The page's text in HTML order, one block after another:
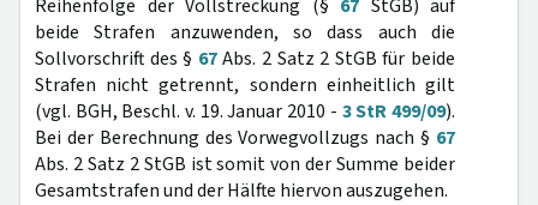
Reihenfolge der Vollstreckung (§ 67 StGB) auf
beide Strafen anzuwenden, so dass auch die
Sollvorschrift des § 67Abs. 2 Satz 2 StGB für beide
Strafen nicht getrennt, sondern einheitlich gilt
(vgl. BGH, Beschl. v. 19. Januar 2010 - 3 StR 499/09).
Bei der Berechnung des Vorwegvollzugs nach § 67
Abs. 2 Satz 2 StGB ist somit von der Summe beider
Gesamtstrafen und der Hälfte hiervon auszugehen.